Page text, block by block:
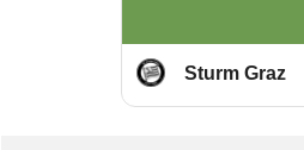
Sturm Graz